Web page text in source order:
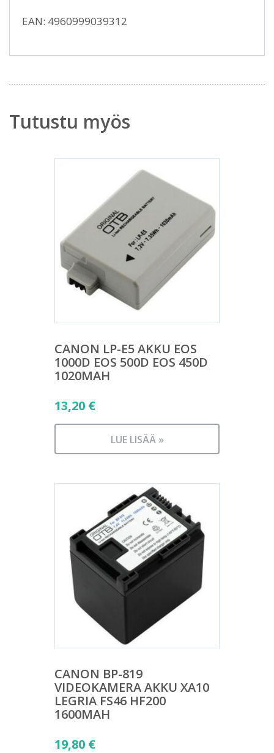
EAN: 4960999039312
Tutustu myös
CANON LP-E5 AKKU EOS
1000D EOS 500D EOS 450D
1020MAH
13,20 €
LUE LISÄÄ »
CANON BP-819
VIDEOKAMERA AKKU XA10
LEGRIA FS46 HF200
1600MAH
19,80 €